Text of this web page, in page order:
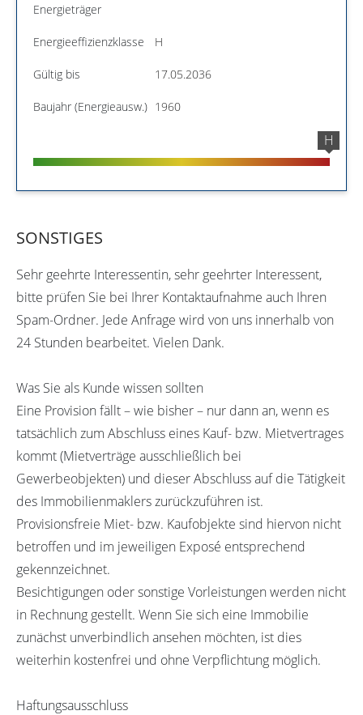
Energieträger
Energieeffizienzklasse H
Gültig bis 17.05.2036
Baujahr (Energieausw.) 1960
H
SONSTIGES
Sehr geehrte Interessentin, sehr geehrter Interessent,
bitte prüfen Sie bei Ihrer Kontaktaufnahme auch Ihren
Spam-Ordner. Jede Anfrage wird von uns innerhalb von
24 Stunden bearbeitet. Vielen Dank.
Was Sie als Kunde wissen sollten
Eine Provision fällt – wie bisher – nur dann an, wenn es
tatsächlich zum Abschluss eines Kauf- bzw. Mietvertrages
kommt (Mietverträge ausschließlich bei
Gewerbeobjekten) und dieser Abschluss auf die Tätigkeit
des Immobilienmaklers zurückzuführen ist.
Provisionsfreie Miet- bzw. Kaufobjekte sind hiervon nicht
betroffen und im jeweiligen Exposé entsprechend
gekennzeichnet.
Besichtigungen oder sonstige Vorleistungen werden nicht
in Rechnung gestellt. Wenn Sie sich eine Immobilie
zunächst unverbindlich ansehen möchten, ist dies
weiterhin kostenfrei und ohne Verpflichtung möglich.
Haftungsausschluss